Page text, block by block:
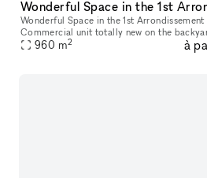
Wonderful Space in the 1st
Commercial unit totally new on the
Groundfloor: 480 sqm Basement: 480 sqm Great volume, interior
960 m2 à